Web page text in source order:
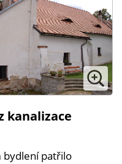
kanalizace
bydlení patřilo